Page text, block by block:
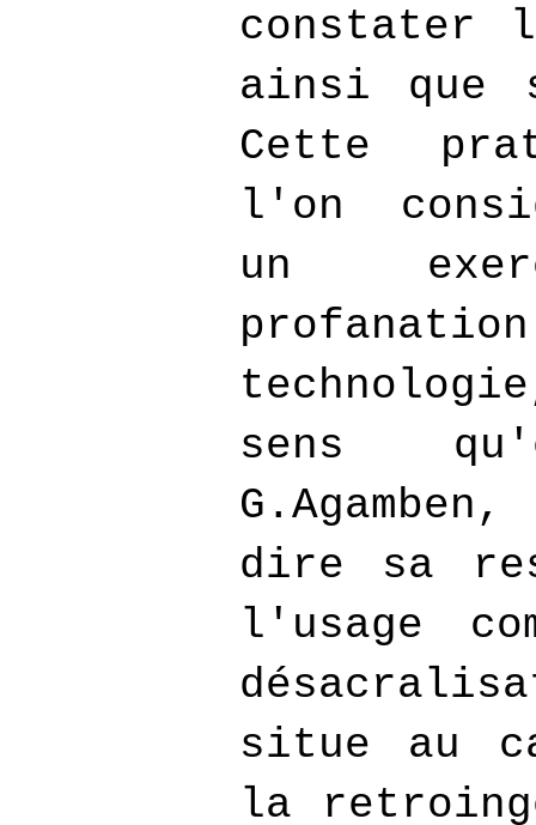
constater
ainsi que
Cette
l'on
un
sens
dire sa
l'usage
situe au
la